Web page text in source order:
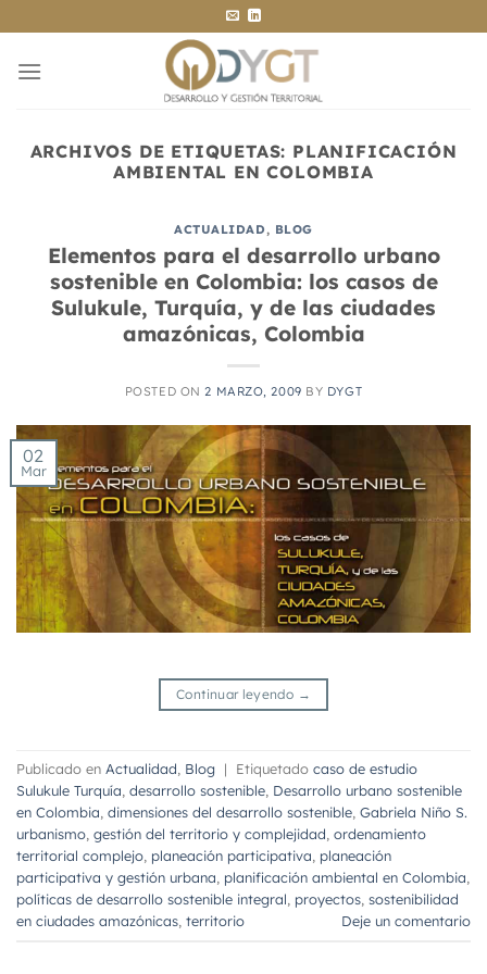
al
contenido
ARCHIVOS DE ETIQUETAS: PLANIFICACIÓN
AMBIENTAL EN COLOMBIA
ACTUALIDAD, BLOG
Elementos para el desarrollo urbano
sostenible en Colombia: los casos de
Sulukule, Turquía, y de las ciudades
amazónicas, Colombia
POSTED ON2 MARZO, 2009 BY DYGT
02
Mar
Continuar leyendo →
Publicado en Actualidad Blog | Etiquetado caso de estudio
Sulukule Turquía desarrollo sostenible Desarrollo urbano sostenible
en Colombia dimensiones del desarrollo sostenible Gabriela Niño S.
urbanismo gestión del territorio y complejidad ordenamiento
territorial complejo planeación participativa planeación
participativa y gestión urbana planificación ambiental en Colombia
políticas de desarrollo sostenible integral proyectos sostenibilidad
en ciudades amazónicas territorio Deje un comentario